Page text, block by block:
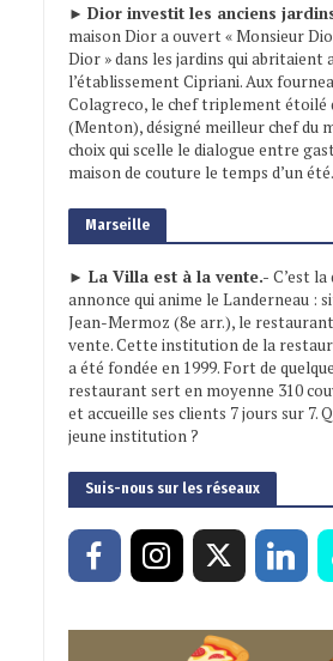
► Dior investit les anciens
maison Dior a ouvert « Monsieur
Dior » dans les jardins qui abritaient
l’établissement Cipriani. Aux
Colagreco, le chef triplement étoilé
(Menton), désigné meilleur chef du
choix qui scelle le dialogue entre
maison de couture le temps d’un été.
Marseille
► La Villa est à la vente.- C’est
annonce qui anime le Landerneau :
Jean-Mermoz (8e arr.), le
vente. Cette institution de la
a été fondée en 1999. Fort de
restaurant sert en moyenne 310
et accueille ses clients 7 jours sur 7.
jeune institution ?
Suis-nous sur les réseaux